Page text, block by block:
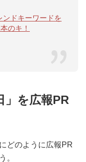
ンドキーワードを
のキ！
」を広報PR
どのように広報PR
。